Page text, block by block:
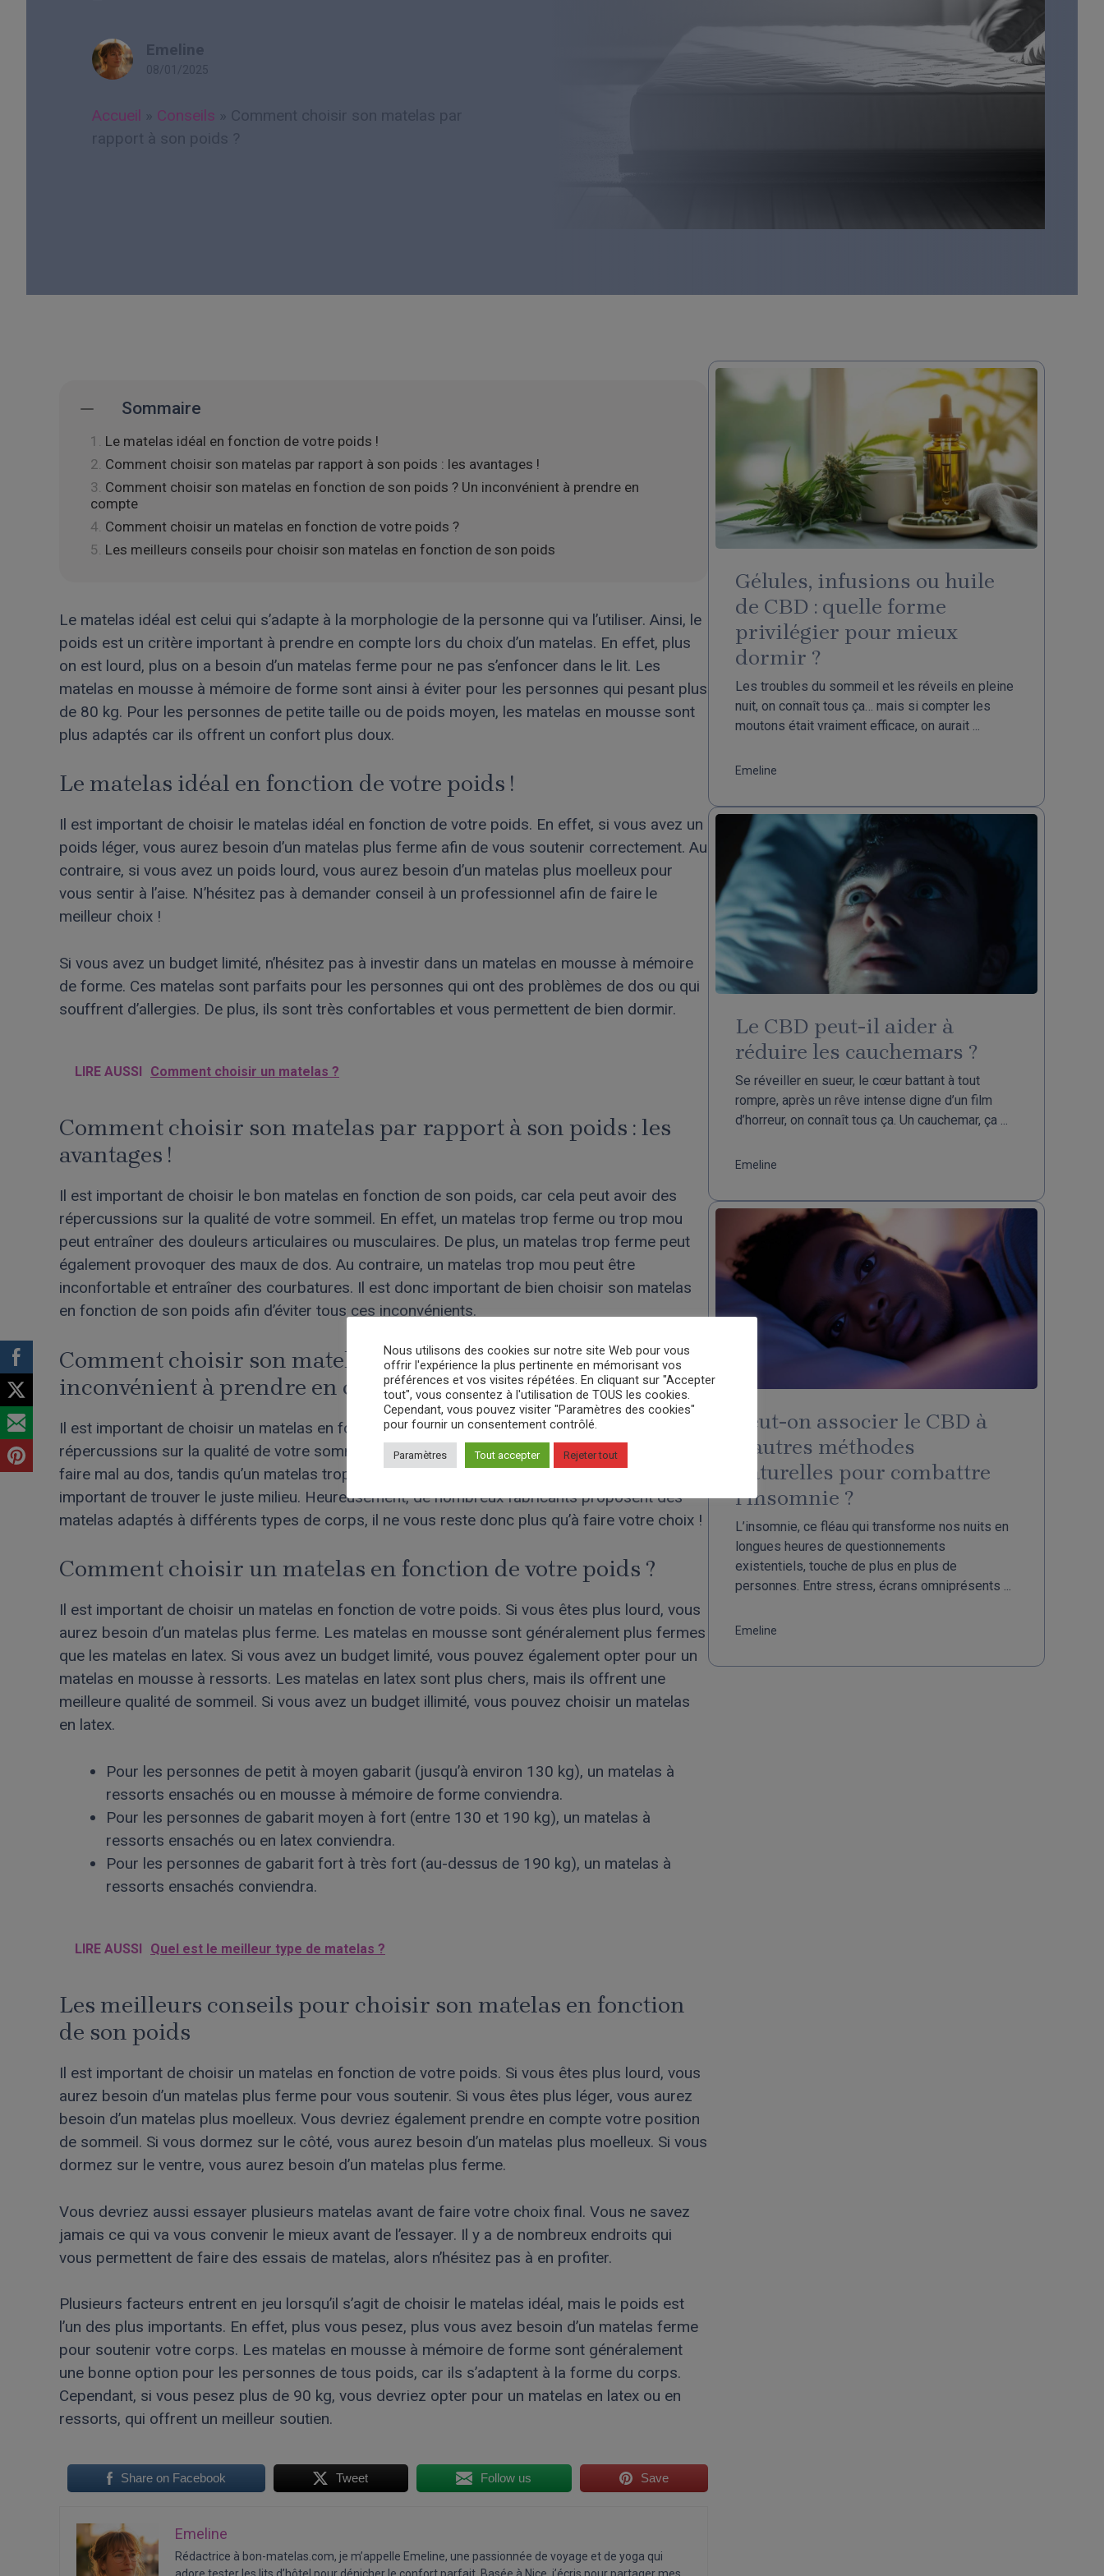
Accueil Conseils
Sommaire
Le matelas idéal en fonction de votre poids !
Comment choisir son matelas par rapport à son poids : les avantages !
Comment choisir son matelas en fonction de son poids ? Un inconvénient à prendre en
compte
Comment choisir un matelas en fonction de votre poids ?
Les meilleurs conseils pour choisir son matelas en fonction de son poids
Le matelas idéal est celui qui s’adapte à la morphologie de la personne qui va l’utiliser. Ainsi, le
poids est un critère important à prendre en compte lors du choix d’un matelas. En effet, plus
on est lourd, plus on a besoin d’un matelas ferme pour ne pas s’enfoncer dans le lit. Les
matelas en mousse à mémoire de forme sont ainsi à éviter pour les personnes qui pesant plus
de 80 kg. Pour les personnes de petite taille ou de poids moyen, les matelas en mousse sont
plus adaptés car ils offrent un confort plus doux.
Le matelas idéal en fonction de votre poids !
Il est important de choisir le matelas idéal en fonction de votre poids. En effet, si vous avez un
poids léger, vous aurez besoin d’un matelas plus ferme afin de vous soutenir correctement. Au
contraire, si vous avez un poids lourd, vous aurez besoin d’un matelas plus moelleux pour
vous sentir à l’aise. N’hésitez pas à demander conseil à un professionnel afin de faire le
meilleur choix !
Si vous avez un budget limité, n’hésitez pas à investir dans un matelas en mousse à mémoire
de forme. Ces matelas sont parfaits pour les personnes qui ont des problèmes de dos ou qui
souffrent d’allergies. De plus, ils sont très confortables et vous permettent de bien dormir.
LIRE AUSSI Comment choisir un matelas ?
Comment choisir son matelas par rapport à son poids : les
avantages !
Il est important de choisir le bon matelas en fonction de son poids, car cela peut avoir des
répercussions sur la qualité de votre sommeil. En effet, un matelas trop ferme ou trop mou
peut entraîner des douleurs articulaires ou musculaires. De plus, un matelas trop ferme peut
également provoquer des maux de dos. Au contraire, un matelas trop mou peut être
inconfortable et entraîner des courbatures. Il est donc important de bien choisir son matelas
en fonction de son poids afin d’éviter tous ces inconvénients.
Comment choisir son matelas en fonction de son poids ? Un
inconvénient à prendre en compte
Il est important de choisir un matelas en fonction de son poids, car cela peut avoir des
répercussions sur la qualité de votre sommeil. En effet, un matelas trop ferme risque de vous
faire mal au dos, tandis qu’un matelas trop mou risque de vous faire transpirer. Il est donc
important de trouver le juste milieu. Heureusement, de nombreux fabricants proposent des
matelas adaptés à différents types de corps, il ne vous reste donc plus qu’à faire votre choix !
Comment choisir un matelas en fonction de votre poids ?
Il est important de choisir un matelas en fonction de votre poids. Si vous êtes plus lourd, vous
aurez besoin d’un matelas plus ferme. Les matelas en mousse sont généralement plus fermes
que les matelas en latex. Si vous avez un budget limité, vous pouvez également opter pour un
matelas en mousse à ressorts. Les matelas en latex sont plus chers, mais ils offrent une
meilleure qualité de sommeil. Si vous avez un budget illimité, vous pouvez choisir un matelas
en latex.
Pour les personnes de petit à moyen gabarit (jusqu’à environ 130 kg), un matelas à
ressorts ensachés ou en mousse à mémoire de forme conviendra.
Pour les personnes de gabarit moyen à fort (entre 130 et 190 kg), un matelas à
ressorts ensachés ou en latex conviendra.
Pour les personnes de gabarit fort à très fort (au-dessus de 190 kg), un matelas à
ressorts ensachés conviendra.
LIRE AUSSI Quel est le meilleur type de matelas ?
Les meilleurs conseils pour choisir son matelas en fonction
de son poids
Il est important de choisir un matelas en fonction de votre poids. Si vous êtes plus lourd, vous
aurez besoin d’un matelas plus ferme pour vous soutenir. Si vous êtes plus léger, vous aurez
besoin d’un matelas plus moelleux. Vous devriez également prendre en compte votre position
de sommeil. Si vous dormez sur le côté, vous aurez besoin d’un matelas plus moelleux. Si vous
dormez sur le ventre, vous aurez besoin d’un matelas plus ferme.
Vous devriez aussi essayer plusieurs matelas avant de faire votre choix final. Vous ne savez
jamais ce qui va vous convenir le mieux avant de l’essayer. Il y a de nombreux endroits qui
vous permettent de faire des essais de matelas, alors n’hésitez pas à en profiter.
Plusieurs facteurs entrent en jeu lorsqu’il s’agit de choisir le matelas idéal, mais le poids est
l’un des plus importants. En effet, plus vous pesez, plus vous avez besoin d’un matelas ferme
pour soutenir votre corps. Les matelas en mousse à mémoire de forme sont généralement
une bonne option pour les personnes de tous poids, car ils s’adaptent à la forme du corps.
Cependant, si vous pesez plus de 90 kg, vous devriez opter pour un matelas en latex ou en
ressorts, qui offrent un meilleur soutien.
Share on Facebook Tweet Follow us Save
Emeline
Rédactrice à bon-matelas.com, je m’appelle Emeline, une passionnée de voyage et de yoga qui
Gélules, infusions ou huile
de CBD : quelle forme
privilégier pour mieux
dormir ?
Les troubles du sommeil et les réveils en pleine
nuit, on connaît tous ça… mais si compter les
moutons était vraiment efficace, on aurait ...
Emeline
Le CBD peut-il aider à
réduire les cauchemars ?
Se réveiller en sueur, le cœur battant à tout
rompre, après un rêve intense digne d’un film
d’horreur, on connaît tous ça. Un cauchemar, ça ...
Emeline
Peut-on associer le CBD à
d’autres méthodes
naturelles pour combattre
l’insomnie ?
L’insomnie, ce fléau qui transforme nos nuits en
longues heures de questionnements
existentiels, touche de plus en plus de
personnes. Entre stress, écrans omniprésents ...
Emeline
Nous utilisons des cookies sur notre site Web pour vous
offrir l'expérience la plus pertinente en mémorisant vos
préférences et vos visites répétées. En cliquant sur "Accepter
tout", vous consentez à l'utilisation de TOUS les cookies.
Cependant, vous pouvez visiter "Paramètres des cookies"
pour fournir un consentement contrôlé.
Paramètres Tout accepter Rejeter tout